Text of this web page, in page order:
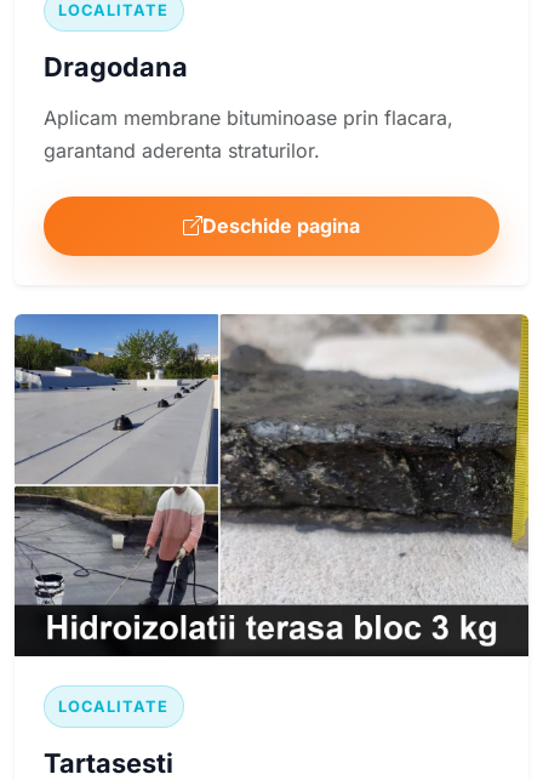
LOCALITATE
Dragodana
Aplicam membrane bituminoase prin flacara,
garantand aderenta straturilor.
Deschide pagina
LOCALITATE
Tartasesti